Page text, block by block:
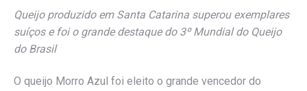
Queijo produzido em Santa Catarina superou exemplares
suíços e foi o grande destaque do 3º Mundial do Queijo
do Brasil
O queijo Morro Azul foi eleito o grande vencedor do